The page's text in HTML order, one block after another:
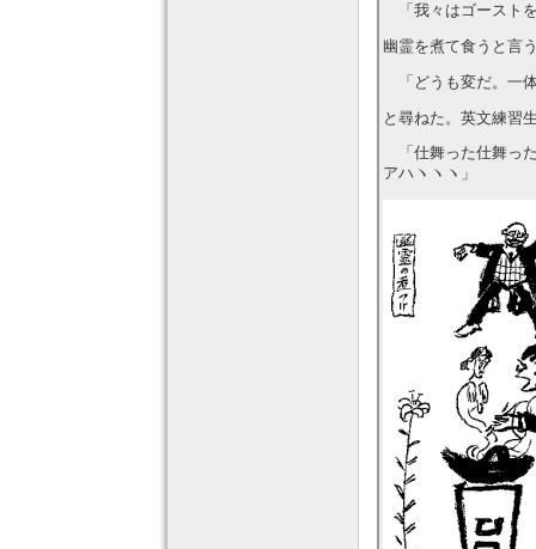
「我々はゴースト
幽霊を煮て食うと言
「どうも変だ。一
と尋ねた。英文練習
「仕舞った仕舞っ
アハヽヽヽ」